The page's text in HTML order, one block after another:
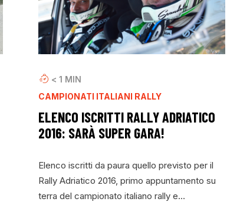
< 1 MIN
CAMPIONATI ITALIANI RALLY
ELENCO ISCRITTI RALLY ADRIATICO
2016: SARÀ SUPER GARA!
Elenco iscritti da paura quello previsto per il
Rally Adriatico 2016, primo appuntamento su
terra del campionato italiano rally e…